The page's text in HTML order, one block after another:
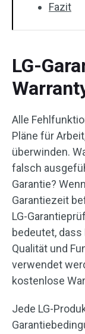
Fazit
LG-
Alle
Pläne für
überwinden.
falsch
Garantie?
Garantiezeit
LG-
bedeutet, dass
Qualität und
verwendet
kostenlose
Jede LG-